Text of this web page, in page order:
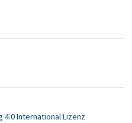
4.0 International Lizenz